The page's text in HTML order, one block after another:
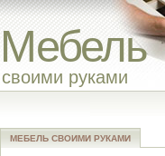
Мебель
своими руками
МЕБЕЛЬ СВОИМИ РУКАМИ